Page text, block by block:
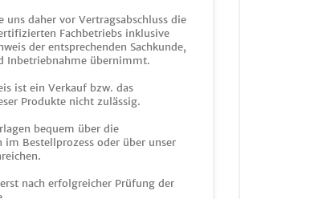
daher vor Vertragsabschluss die
Fachbetriebs inklusive
der entsprechenden Sachkunde,
Inbetriebnahme übernimmt.
ist ein Verkauf bzw. das
Produkte nicht zulässig.
bequem über die
Bestellprozess oder über unser
nach erfolgreicher Prüfung der